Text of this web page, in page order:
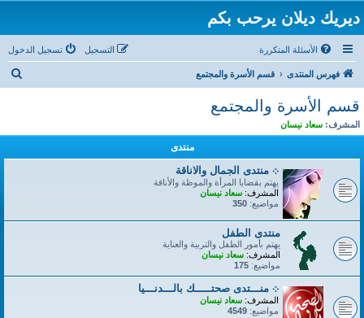
ديريك ديلان يرحب بكم
الأسئلة المتكررة تسجيل الدخول التسجيل
فهرس المنتدى قسم الأسرة والمجتمع
قسم الأسرة والمجتمع
المشرف: سعاد نيسان
منتدى
܀ منتدى الجمال والاناقة
يهتم بقضايا المرأة والموظة والأناقة
المشرف: سعاد نيسان
مواضيع: 350
منتدى الطفل
يهتم بأمور الطفل والتربية والعناية
المشرف: سعاد نيسان
مواضيع: 175
܀ منـــتدى صحتـــــك بالـــدنـــيا
المشرف: سعاد نيسان
مواضيع: 4549